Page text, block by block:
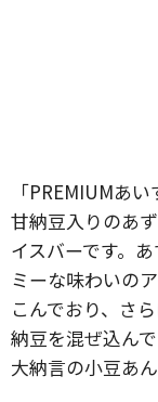
「PREMIUMあ
甘納豆入りのあ
イスバーです。
ミーな味わいの
こんでおり、さ
納豆を混ぜ込ん
大納言の小豆あ